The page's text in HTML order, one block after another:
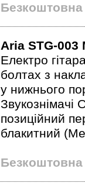
Безкоштовна
Aria STG-003
Електро
болтах з
у нижнього
позиційний
блакитний
Безкоштовна